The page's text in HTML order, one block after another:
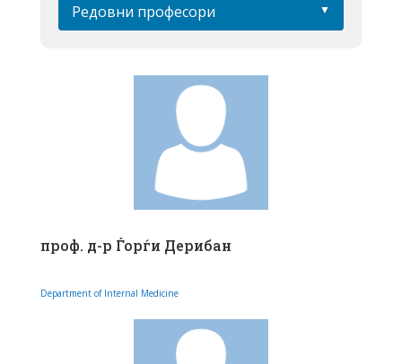
Редовни професори
проф. д-р Ѓорѓи Дерибан
Department of Internal Medicine